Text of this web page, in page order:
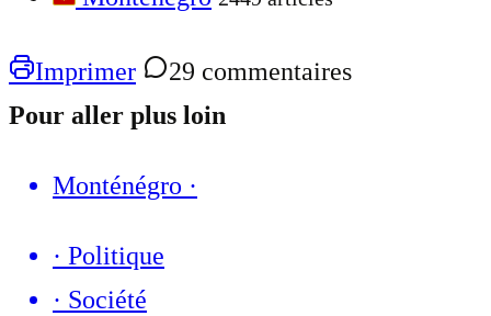
Imprimer
29 commentaires
Pour aller plus loin
Monténégro ·
· Politique
· Société